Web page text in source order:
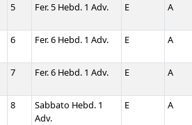
5 Fer. 5 Hebd. 1 Adv. E A
6 Fer. 6 Hebd. 1 Adv. E A
7 Fer. 6 Hebd. 1 Adv. E A
8
Sabbato Hebd. 1
Adv.
E A